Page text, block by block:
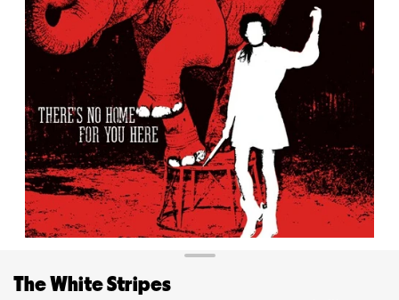
The White Stripes